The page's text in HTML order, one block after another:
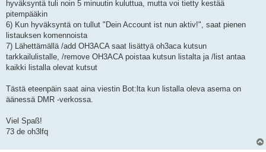
hyväksyntä tuli noin 5 minuutin kuluttua, mutta voi tietty kestää
pitempääkin
6) Kun hyväksyntä on tullut "Dein Account ist nun aktiv!", saat pienen
listauksen komennoista
7) Lähettämällä /add OH3ACA saat lisättyä oh3aca kutsun
tarkkailulistalle, /remove OH3ACA poistaa kutsun listalta ja /list antaa
kaikki listalla olevat kutsut
Tästä eteenpäin saat aina viestin Bot:lta kun listalla oleva asema on
äänessä DMR -verkossa.
Viel Spaß!
73 de oh3lfq